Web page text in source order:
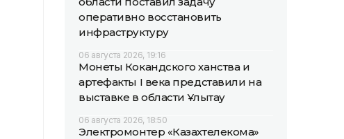
оперативно восстановить
инфраструктуру
06 августа 2026, 19:16
Монеты Кокандского ханства и
артефакты I века представили на
выставке в области Ұлытау
06 августа 2026, 18:50
Электромонтер «Казахтелекома»